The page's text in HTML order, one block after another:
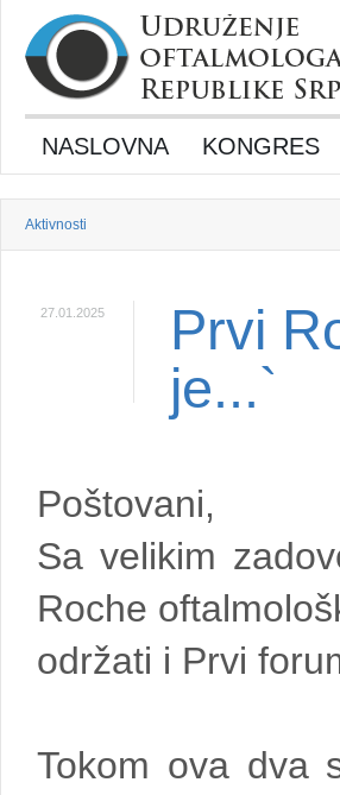
NASLOVNA KONGRES
Aktivnosti
27.01.2025
Prvi
je...`
Poštovani,
Sa velikim
Roche
održati i Prvi
Tokom ova dva